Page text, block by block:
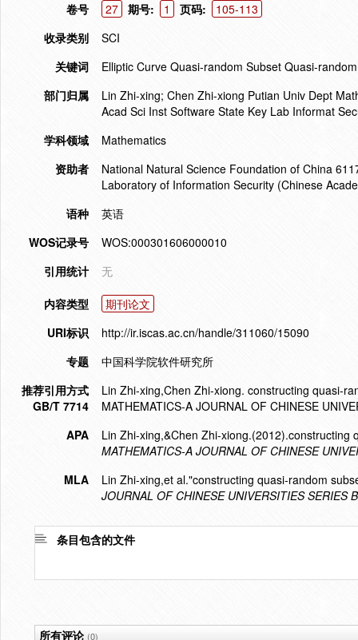
卷号
27 期号: 1 页码:
105-113
收录类别
SCI
关键词
Elliptic Curve Quasi-random Subset Quasi-
部门归属
Lin Zhi-xing; Chen Zhi-xiong Putian Univ Dept
Acad Sci Inst Software State Key Lab Informat
学科领域
Mathematics
资助者
National Natural Science Foundation of China
Laboratory of Information Security (Chinese
语种
英语
WOS记录号
WOS:000301606000010
引用统计
无
内容类型
期刊论文
URI标识
http://ir.iscas.ac.cn/handle/311060/15090
专题
中国科学院软件研究所
推荐引用方式
GB/T 7714
Lin Zhi-xing,Chen Zhi-xiong. constructing quasi-
MATHEMATICS-A JOURNAL OF CHINESE
APA
Lin Zhi-xing,&Chen Zhi-
MATHEMATICS-A JOURNAL OF CHINESE
MLA
Lin Zhi-xing,et al."constructing quasi-random
JOURNAL OF CHINESE UNIVERSITIES SERIES B
条目包含的文件
所有评论(0)